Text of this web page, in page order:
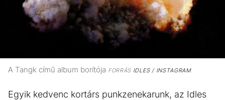
A Tangk című album borítója FORRÁSIDLES / INSTAGRAM
Egyik kedvenc kortárs punkzenekarunk, az Idles